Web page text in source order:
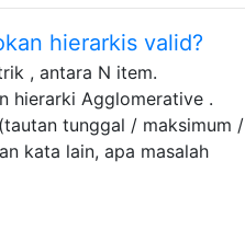
hierarkis valid?
, antara N item.
hierarki Agglomerative .
tunggal / maksimum /
kata lain, apa masalah